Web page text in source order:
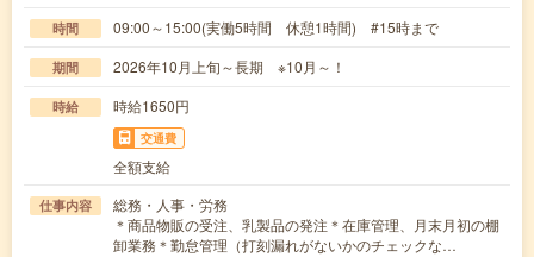
時間 09:00～15:00(実働5時間 休憩1時間) #15時まで
期間 2026年10月上旬～長期 ※10月～！
時給 時給1650円
交通費
全額支給
仕事内容
総務・人事・労務
＊商品物販の受注、乳製品の発注＊在庫管理、月末月初の棚
卸業務＊勤怠管理（打刻漏れがないかのチェックな…